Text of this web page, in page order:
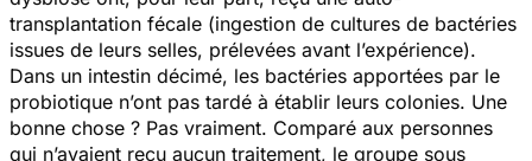
transplantation fécale (ingestion de cultures de bactéries
issues de leurs selles, prélevées avant l’expérience).
Dans un intestin décimé, les bactéries apportées par le
probiotique n’ont pas tardé à établir leurs colonies. Une
bonne chose ? Pas vraiment. Comparé aux personnes
qui n’avaient reçu aucun traitement, le groupe sous